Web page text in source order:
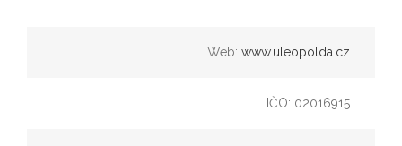
Web: www.uleopolda.cz
IČO: 02016915